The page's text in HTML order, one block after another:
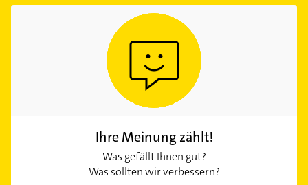
Ihre Meinung zählt!
Was gefällt Ihnen gut?
Was sollten wir verbessern?